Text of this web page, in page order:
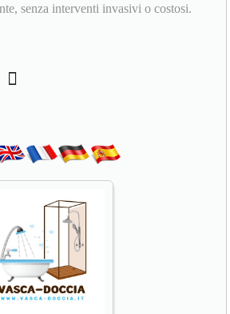
senza interventi invasivi o costosi.